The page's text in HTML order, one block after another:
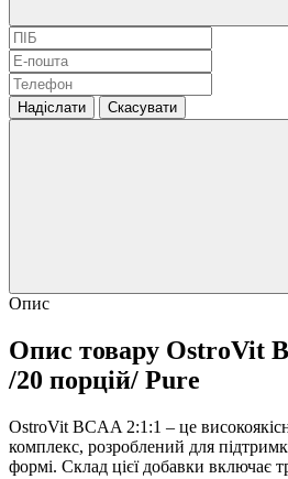
Надіслати Скасувати
Опис
Опис товару OstroVit
/20 порцій/ Pure
OstroVit BCAA 2:1:1 – це
комплекс, розроблений для
формі. Склад цієї добавки включає